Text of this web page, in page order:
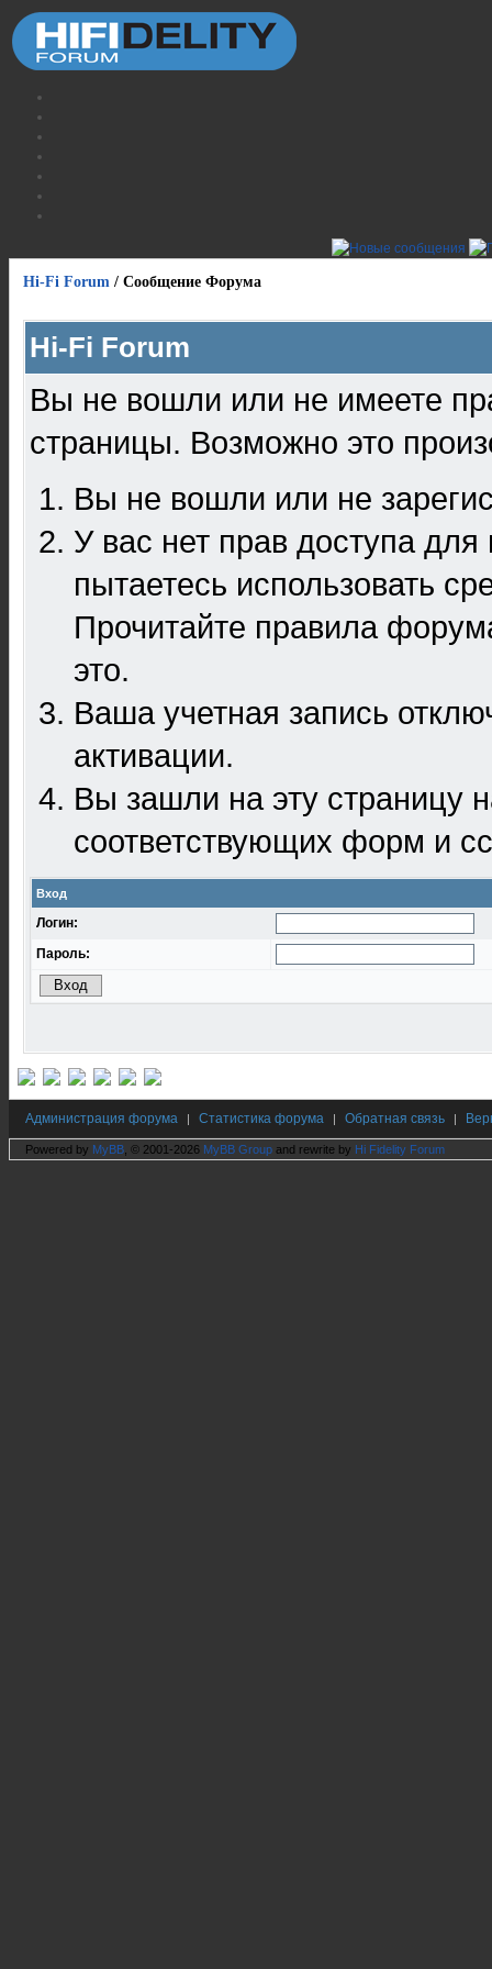
Hi-Fi Forum / Сообщение Форума
Hi-Fi Forum
Вы не вошли или не имеете
страницы. Возможно это
Вы не вошли или не
У вас нет прав доступа
пытаетесь использовать
Прочитайте правила
это.
Ваша учетная запись
активации.
Вы зашли на эту
соответствующих форм и
Вход
Логин:
Пароль:
Администрация форума | Статистика форума | Обратная связь |
Powered by MyBB , © 2001-2026 MyBB Group and rewrite by Hi Fidelity Forum